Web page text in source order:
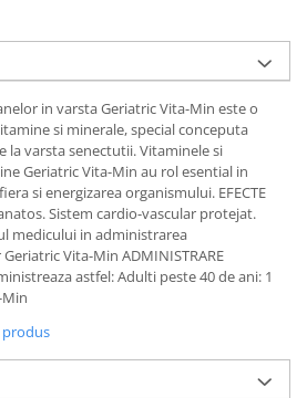
in varsta Geriatric Vita-Min este o
si minerale, special conceputa
la varsta senectutii. Vitaminele si
Geriatric Vita-Min au rol esential in
si energizarea organismului. EFECTE
Sistem cardio-vascular protejat.
medicului in administrarea
Vita-Min ADMINISTRARE
astfel: Adulti peste 40 de ani: 1